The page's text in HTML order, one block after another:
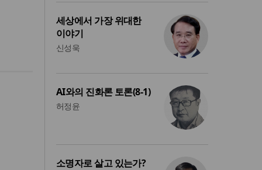
세상에서 가장 위대한
이야기
신성욱
AI와의 진화론 토론(8-1)
허정윤
소명자로 살고 있는가?